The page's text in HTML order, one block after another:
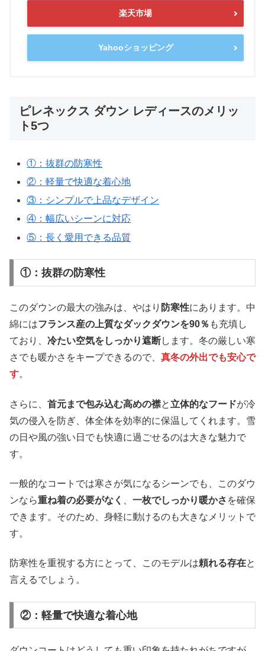
楽天市場
Yahooショッピング
ピレネックス ダウン レディースのメリッ
ト5つ
①：抜群の防寒性
②：軽量で快適な着心地
③：シンプルで上品なデザイン
④：幅広いシーンに対応
⑤：長く愛用できる品質
①：抜群の防寒性
このダウンの最大の強みは、やはり 防寒性にあります。中
綿にはフランス産の上質なダックダウンを90％ も充填し
ており、 冷たい空気をしっかり遮断します。冬の厳しい寒
さでも暖かさをキープできるので、 真冬の外出でも安心で
す。
さらに、 首元まで包み込む高めの襟と 立体的なフードが冷
気の侵入を防ぎ、体全体を効率的に保温してくれます。雪
の日や風の強い日でも快適に過ごせるのは大きな魅力で
す。
一般的なコートでは寒さが気になるシーンでも、このダウ
ンなら重ね着の必要がなく 一枚でしっかり暖かさ を確保
できます。そのため、身軽に動けるのも大きなメリットで
す。
防寒性を重視する方にとって、このモデルは頼れる存在と
言えるでしょう。
②：軽量で快適な着心地